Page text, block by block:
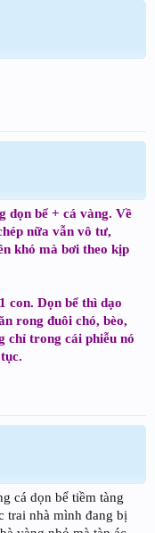
dọn bể + cá vàng. Về
nữa vẫn vô tư,
khó mà bơi theo kịp
con. Dọn bể thì dạo
rong đuôi chó, bèo,
chỉ trong cái phiễu nó
cá dọn bể tiềm tàng
trai nhà mình đang bị